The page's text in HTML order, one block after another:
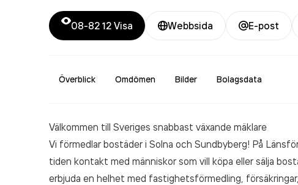
08-82 12 Visa Webbsida E-post
Överblick Omdömen Bilder Bolagsdata
Välkommen till Sveriges snabbast växande mäklare
Vi förmedlar bostäder i Solna och Sundbyberg! På
tiden kontakt med människor som vill köpa eller sälja
erbjuda en helhet med fastighetsförmedling,